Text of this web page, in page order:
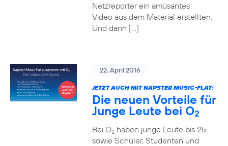
Netzreporter ein amüsantes
Video aus dem Material erstellten.
Und dann […]
22. April 2016
JETZT AUCH MIT NAPSTER MUSIC-FLAT:
Die neuen Vorteile für
Junge Leute bei O2
Bei O2haben junge Leute bis 25
sowie Schüler, Studenten und